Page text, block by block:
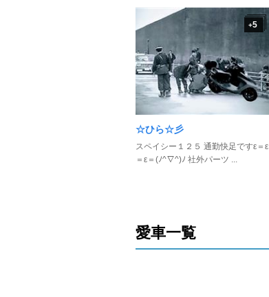
+5
☆ひら☆彡
スペイシー１２５ 通勤快足ですε＝ε
＝ε＝(ﾉ^∇^)ﾉ 社外パーツ ...
愛車一覧